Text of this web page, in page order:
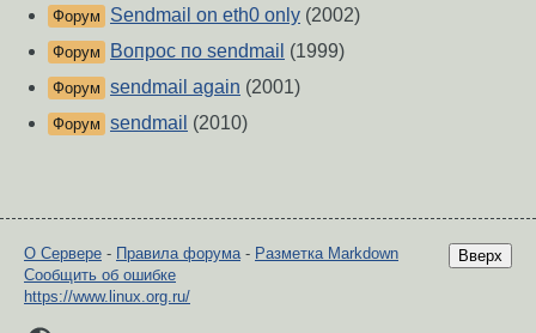
Форум Sendmail on eth0 only (2002)
Форум Вопрос по sendmail (1999)
Форум sendmail again (2001)
Форум sendmail (2010)
Вверх
О Сервере - Правила форума- Разметка Markdown
Сообщить об ошибке
https://www.linux.org.ru/